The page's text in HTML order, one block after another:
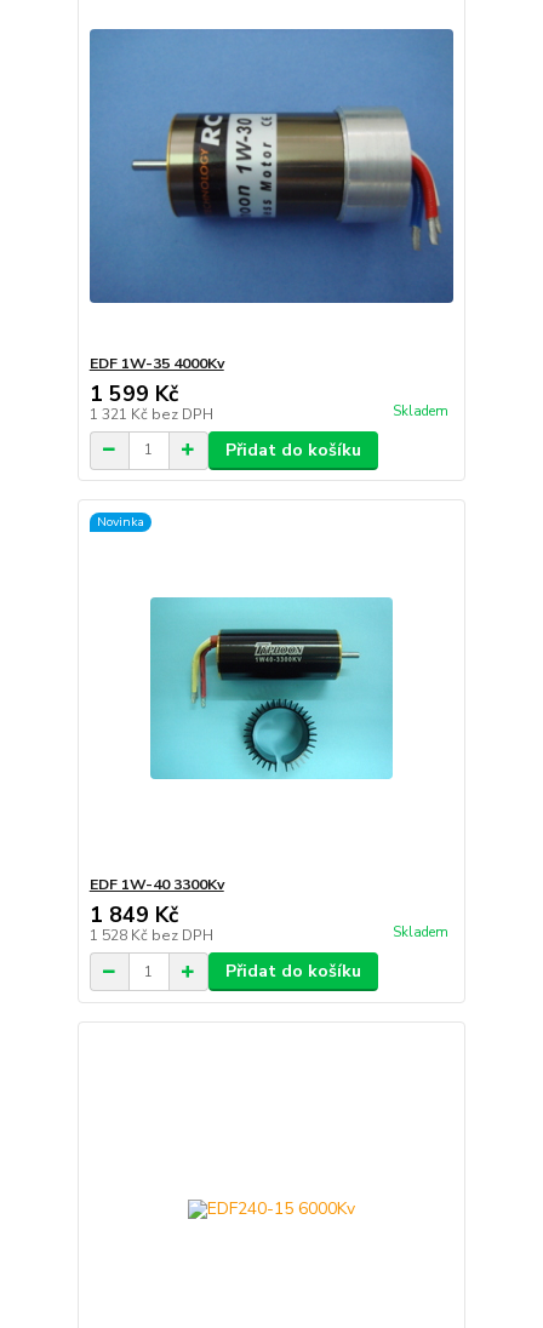
EDF 1W-35 4000Kv
1 599 Kč
1 321 Kč bez DPH Skladem
Přidat do košíku
Novinka
EDF 1W-40 3300Kv
1 849 Kč
1 528 Kč bez DPH Skladem
Přidat do košíku